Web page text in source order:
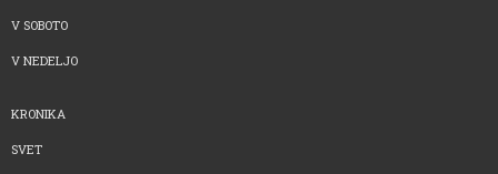
V SOBOTO
V NEDELJO
KRONIKA
SVET